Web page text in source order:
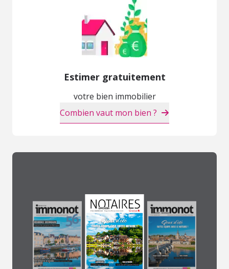
Estimer gratuitement
votre bien immobilier
Combien vaut mon bien ?